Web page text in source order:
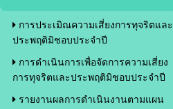
การประเมิณความเสี่ยงการทุจริตและ
ประพฤติมิชอบประจำปี
การดำเนินการเพื่อจัดการความเสี่ยง
การทุจริตและประพฤติมิชอบประจำปี
รายงานผลการดำเนินงานตามแผน